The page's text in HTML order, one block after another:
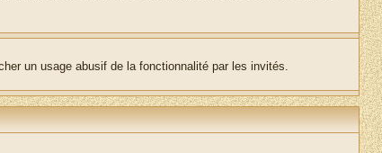
un usage abusif de la fonctionnalité par les invités.